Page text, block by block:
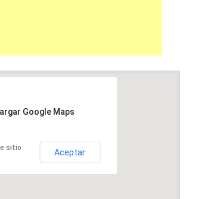
Google Maps
sitio
Aceptar